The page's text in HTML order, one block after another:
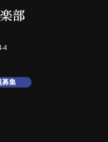
4
募集